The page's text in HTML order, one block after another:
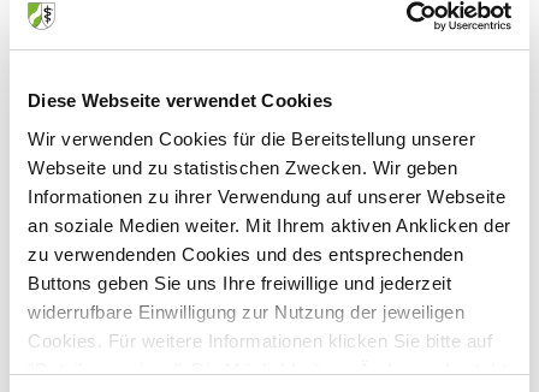
Diese Webseite verwendet Cookies
Wir verwenden Cookies für die Bereitstellung unserer
Webseite und zu statistischen Zwecken. Wir geben
Informationen zu ihrer Verwendung auf unserer Webseite
an soziale Medien weiter. Mit Ihrem aktiven Anklicken der
zu verwendenden Cookies und des entsprechenden
Buttons geben Sie uns Ihre freiwillige und jederzeit
widerrufbare Einwilligung zur Nutzung der jeweiligen
Cookies. Für weitere Informationen klicken Sie bitte auf
"Details anzeigen". Die Möglichkeit zur Änderung besteht
Download
KV und Kassen unterstützten PJ-ler in
Hausarztpraxen
Download
Orientierungswoche in Aachen
Download